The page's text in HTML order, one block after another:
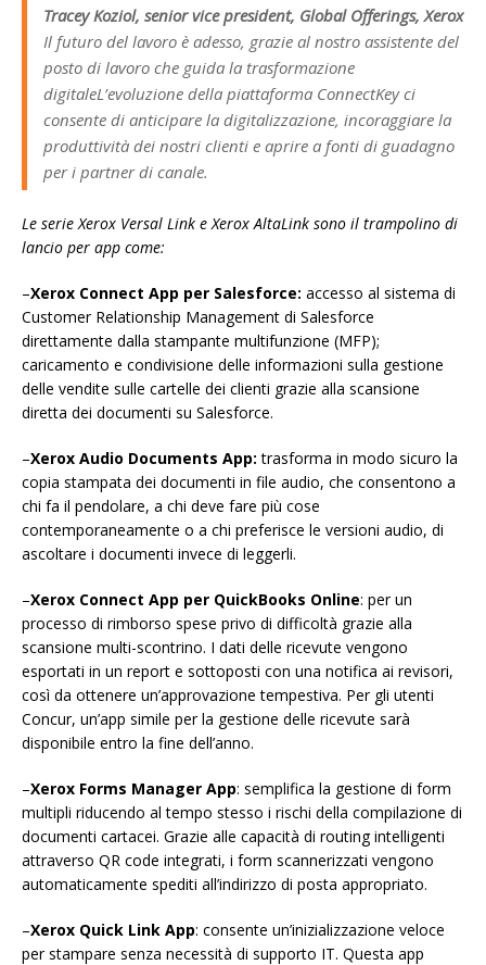
Tracey Koziol, senior vice president, Global Offerings, Xerox
Il futuro del lavoro è adesso, grazie al nostro assistente del
posto di lavoro che guida la trasformazione
digitaleL’evoluzione della piattaforma ConnectKey ci
consente di anticipare la digitalizzazione, incoraggiare la
produttività dei nostri clienti e aprire a fonti di guadagno
per i partner di canale.
Le serie Xerox Versal Link e Xerox AltaLink sono il trampolino di
lancio per app come:
–Xerox Connect App per Salesforce: accesso al sistema di
Customer Relationship Management di Salesforce
direttamente dalla stampante multifunzione (MFP);
caricamento e condivisione delle informazioni sulla gestione
delle vendite sulle cartelle dei clienti grazie alla scansione
diretta dei documenti su Salesforce.
–Xerox Audio Documents App: trasforma in modo sicuro la
copia stampata dei documenti in file audio, che consentono a
chi fa il pendolare, a chi deve fare più cose
contemporaneamente o a chi preferisce le versioni audio, di
ascoltare i documenti invece di leggerli.
–Xerox Connect App per QuickBooks Online: per un
processo di rimborso spese privo di difficoltà grazie alla
scansione multi-scontrino. I dati delle ricevute vengono
esportati in un report e sottoposti con una notifica ai revisori,
così da ottenere un’approvazione tempestiva. Per gli utenti
Concur, un’app simile per la gestione delle ricevute sarà
disponibile entro la fine dell’anno.
–Xerox Forms Manager App: semplifica la gestione di form
multipli riducendo al tempo stesso i rischi della compilazione di
documenti cartacei. Grazie alle capacità di routing intelligenti
attraverso QR code integrati, i form scannerizzati vengono
automaticamente spediti all’indirizzo di posta appropriato.
–Xerox Quick Link App: consente un’inizializzazione veloce
per stampare senza necessità di supporto IT. Questa app